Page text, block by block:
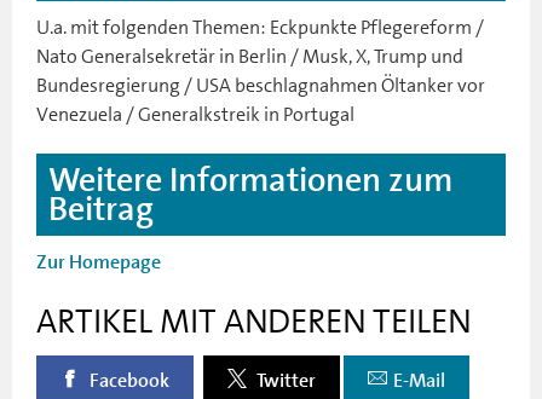
U.a. mit folgenden Themen: Eckpunkte Pflegereform /
Nato Generalsekretär in Berlin / Musk, X, Trump und
Bundesregierung / USA beschlagnahmen Öltanker vor
Venezuela / Generalkstreik in Portugal
Weitere Informationen zum
Beitrag
Zur Homepage
ARTIKEL MIT ANDEREN TEILEN
Facebook Twitter E-Mail